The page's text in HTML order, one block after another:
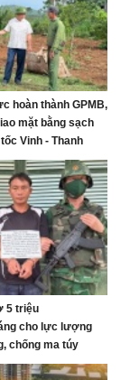
hoàn thành GPMB,
mặt bằng sạch
Vinh - Thanh
5 triệu
cho lực lượng
chống ma túy